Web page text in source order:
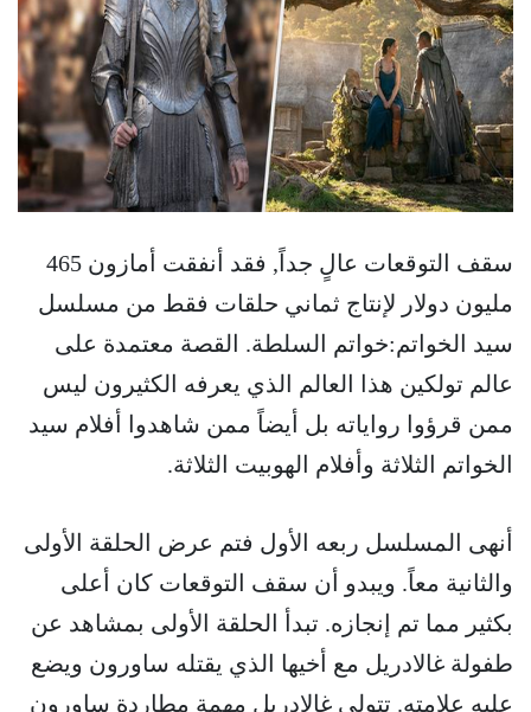
سقف التوقعات عالٍ جداً, فقد أنفقت أمازون 465
مليون دولار لإنتاج ثماني حلقات فقط من مسلسل
سيد الخواتم:خواتم السلطة. القصة معتمدة على
عالم تولكين هذا العالم الذي يعرفه الكثيرون ليس
ممن قرؤوا رواياته بل أيضاً ممن شاهدوا أفلام سيد
الخواتم الثلاثة وأفلام الهوبيت الثلاثة.
أنهى المسلسل ربعه الأول فتم عرض الحلقة الأولى
والثانية معاً. ويبدو أن سقف التوقعات كان أعلى
بكثير مما تم إنجازه. تبدأ الحلقة اﻷولى بمشاهد عن
طفولة غالادريل مع أخيها الذي يقتله ساورون ويضع
عليه علامته. تتولى غالادريل مهمة مطاردة ساورون